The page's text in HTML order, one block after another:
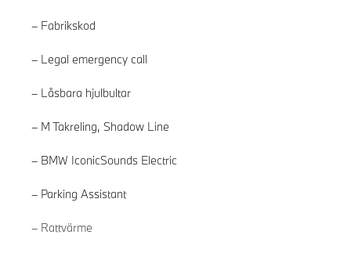
Fabrikskod
Legal emergency call
Låsbara hjulbultar
M Takreling, Shadow Line
BMW IconicSounds Electric
Parking Assistant
Rattvärme
Läs mer